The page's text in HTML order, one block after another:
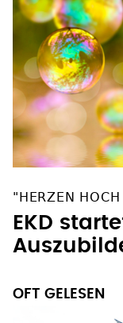
"HERZEN
EKD
OFT GELESEN